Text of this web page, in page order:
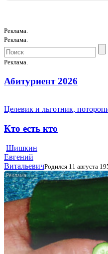
Реклама.
Реклама.
Реклама.
Абитуриент 2026
Целевик и льготник,
Кто есть кто
Шишкин
Евгений
ВитальевичРодился 11 августа